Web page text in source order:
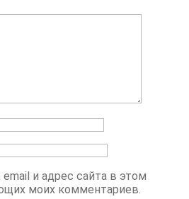
и адрес сайта в этом
моих комментариев.